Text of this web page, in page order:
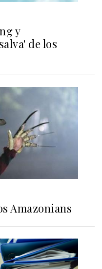
y
de los
Amazonians